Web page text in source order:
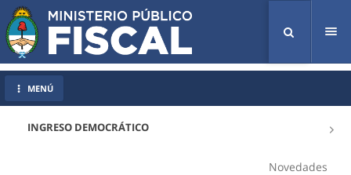
INGRESO DEMOCRÁTICO
Novedades
MENÚ